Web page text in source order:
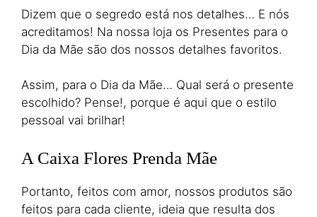
Dizem que o segredo está nos detalhes… E nós
acreditamos! Na nossa loja os Presentes para o
Dia da Mãe são dos nossos detalhes favoritos.
Assim, para o Dia da Mãe… Qual será o presente
escolhido? Pense!, porque é aqui que o estilo
pessoal vai brilhar!
A Caixa Flores Prenda Mãe
Portanto, feitos com amor, nossos produtos são
feitos para cada cliente, ideia que resulta dos